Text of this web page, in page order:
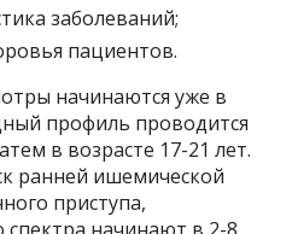
заболеваний;
пациентов.
начинаются уже в
профиль проводится
в возрасте 17-21 лет.
ранней ишемической
приступа,